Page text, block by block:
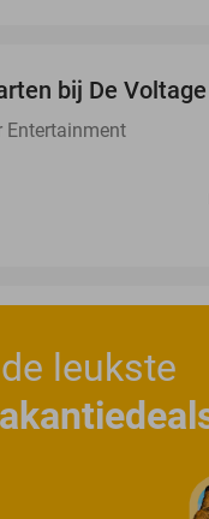
bij De Voltage
Entertainment
leukste